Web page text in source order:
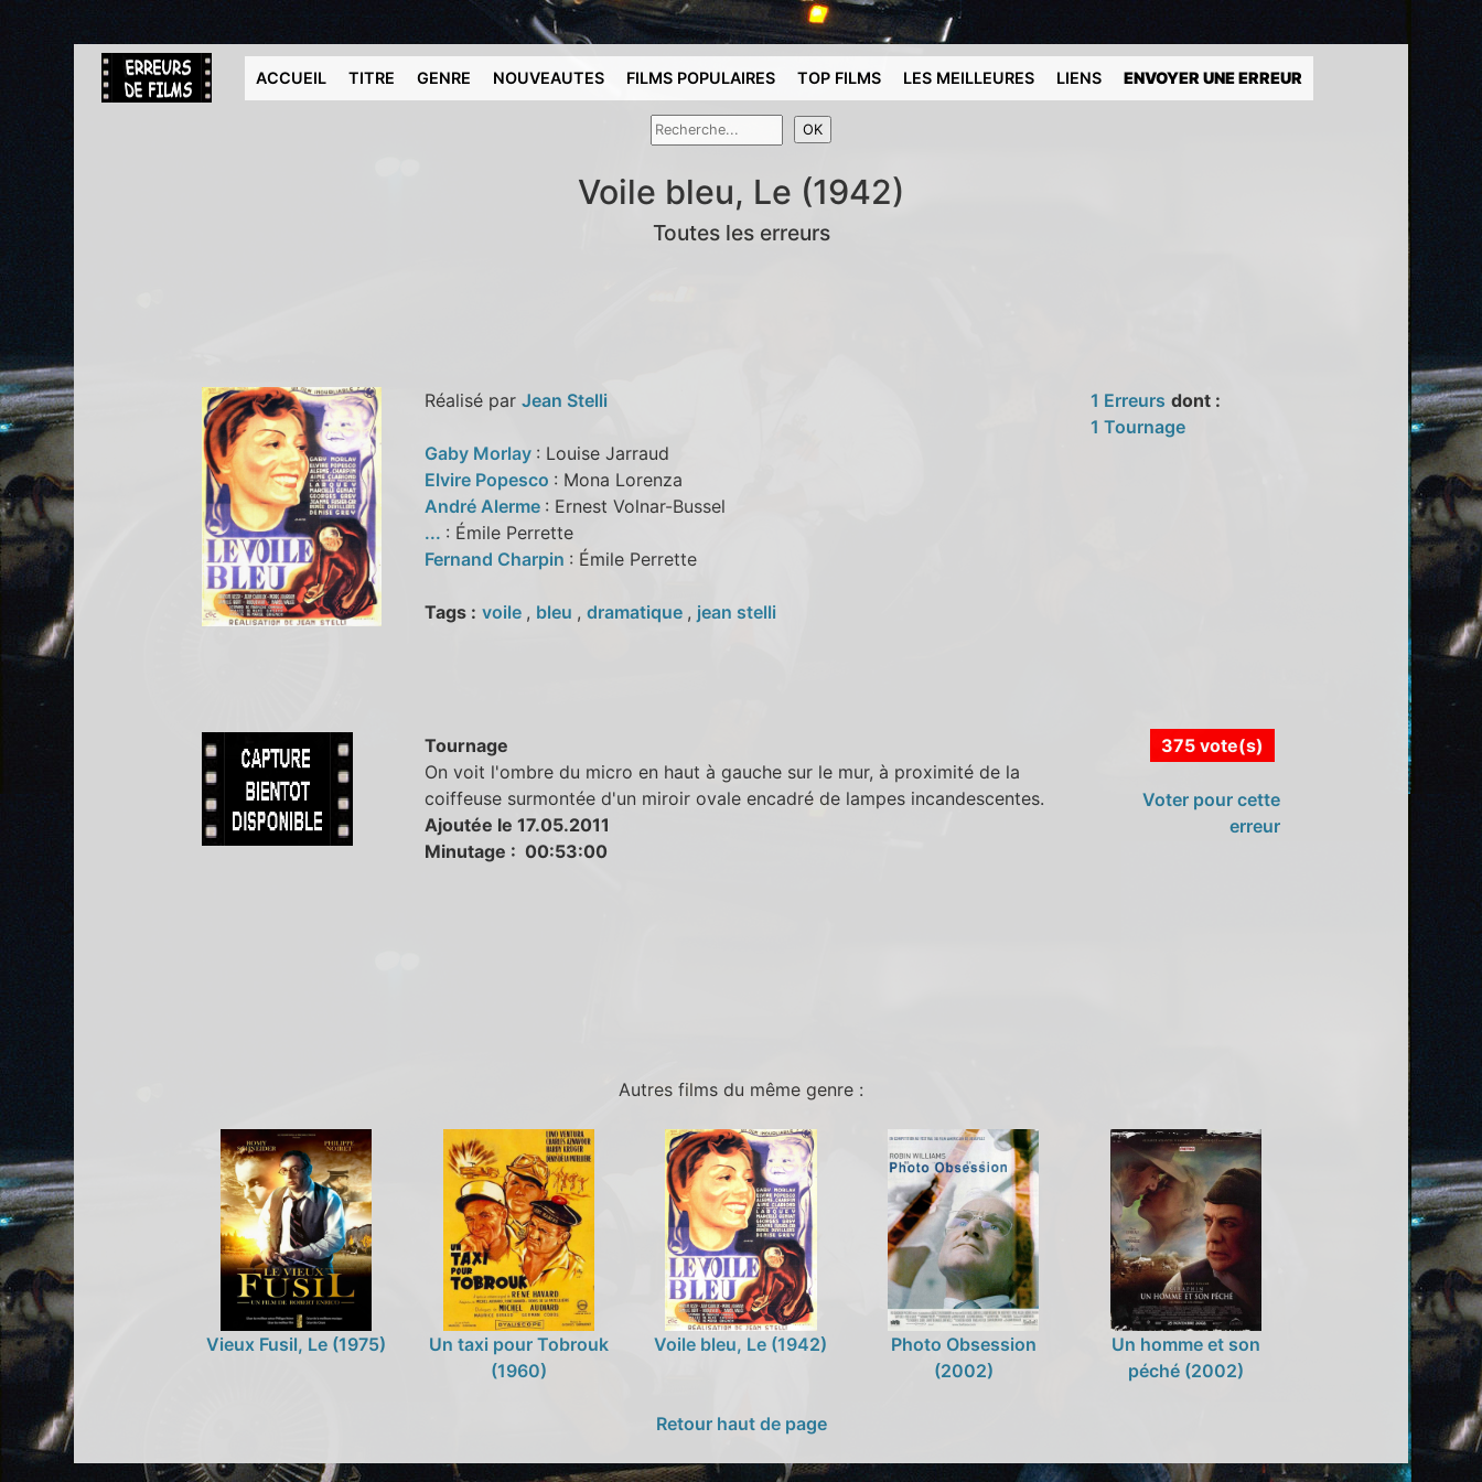
ACCUEIL TITRE GENRE NOUVEAUTES FILMS POPULAIRES TOP FILMS LES MEILLEURES LIENS ENVOYER UNE ERREUR
Voile bleu, Le (1942)
Toutes les erreurs
Réalisé par Jean Stelli
Gaby Morlay : Louise Jarraud
Elvire Popesco : Mona Lorenza
André Alerme : Ernest Volnar-Bussel
... : Émile Perrette
Fernand Charpin : Émile Perrette
Tags : voile , bleu , dramatique , jean stelli
1 Erreurs dont :
1 Tournage
Tournage
On voit l'ombre du micro en haut à gauche sur le mur, à proximité de la
coiffeuse surmontée d'un miroir ovale encadré de lampes incandescentes.
Ajoutée le 17.05.2011
Minutage : 00:53:00
375 vote(s)
Voter pour cette
erreur
Autres films du même genre :
Vieux Fusil, Le (1975)
Un taxi pour Tobrouk
(1960)
Voile bleu, Le (1942)
Photo Obsession
(2002)
Un homme et son
péché (2002)
Retour haut de page